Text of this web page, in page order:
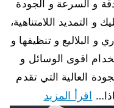
و السرعة و الجودة
و التمديد اللامتناهية،
البلاليع و تنظيفها و
اقوى الوسائل و
العالية التي تقدم
اقرأ المزيد